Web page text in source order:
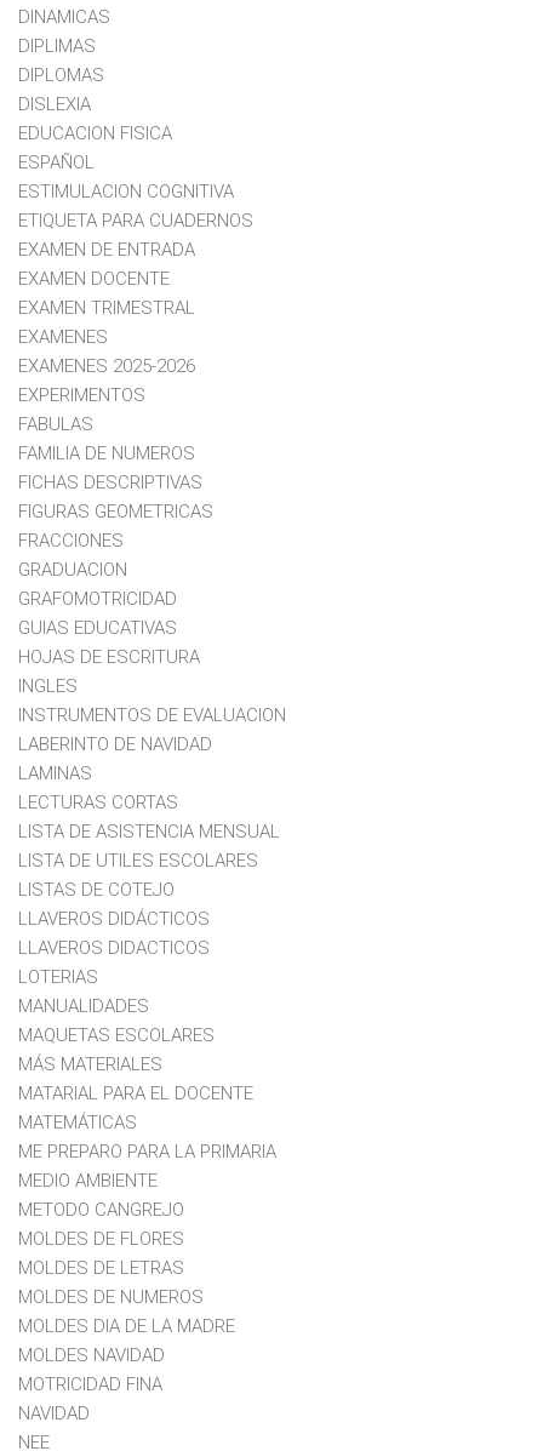
DINAMICAS
DIPLIMAS
DIPLOMAS
DISLEXIA
EDUCACION FISICA
ESPAÑOL
ESTIMULACION COGNITIVA
ETIQUETA PARA CUADERNOS
EXAMEN DE ENTRADA
EXAMEN DOCENTE
EXAMEN TRIMESTRAL
EXAMENES
EXAMENES 2025-2026
EXPERIMENTOS
FABULAS
FAMILIA DE NUMEROS
FICHAS DESCRIPTIVAS
FIGURAS GEOMETRICAS
FRACCIONES
GRADUACION
GRAFOMOTRICIDAD
GUIAS EDUCATIVAS
HOJAS DE ESCRITURA
INGLES
INSTRUMENTOS DE EVALUACION
LABERINTO DE NAVIDAD
LAMINAS
LECTURAS CORTAS
LISTA DE ASISTENCIA MENSUAL
LISTA DE UTILES ESCOLARES
LISTAS DE COTEJO
LLAVEROS DIDÁCTICOS
LLAVEROS DIDACTICOS
LOTERIAS
MANUALIDADES
MAQUETAS ESCOLARES
MÁS MATERIALES
MATARIAL PARA EL DOCENTE
MATEMÁTICAS
ME PREPARO PARA LA PRIMARIA
MEDIO AMBIENTE
METODO CANGREJO
MOLDES DE FLORES
MOLDES DE LETRAS
MOLDES DE NUMEROS
MOLDES DIA DE LA MADRE
MOLDES NAVIDAD
MOTRICIDAD FINA
NAVIDAD
NEE